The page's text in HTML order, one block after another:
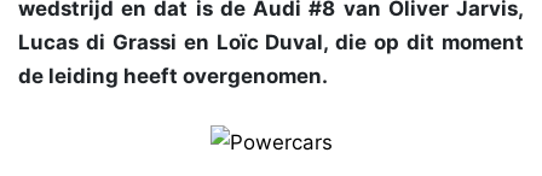
wedstrijd en dat is de Audi #8 van Oliver Jarvis,
Lucas di Grassi en Loïc Duval, die op dit moment
de leiding heeft overgenomen.